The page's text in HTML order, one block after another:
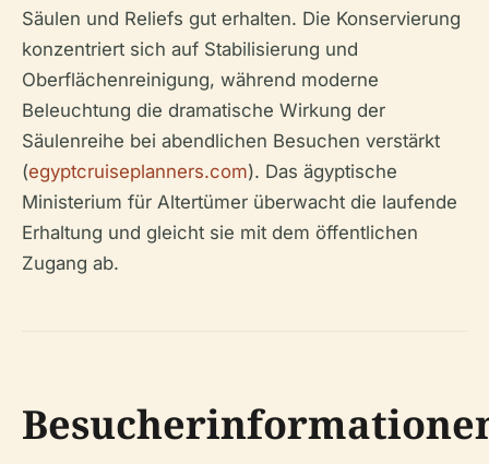
Säulen und Reliefs gut erhalten. Die Konservierung
konzentriert sich auf Stabilisierung und
Oberflächenreinigung, während moderne
Beleuchtung die dramatische Wirkung der
Säulenreihe bei abendlichen Besuchen verstärkt
(egyptcruiseplanners.com). Das ägyptische
Ministerium für Altertümer überwacht die laufende
Erhaltung und gleicht sie mit dem öffentlichen
Zugang ab.